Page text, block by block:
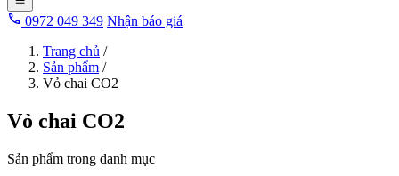
0972 049 349 Nhận báo giá
Trang chủ /
Sản phẩm /
Vỏ chai CO2
Vỏ chai CO2
Sản phẩm trong danh mục